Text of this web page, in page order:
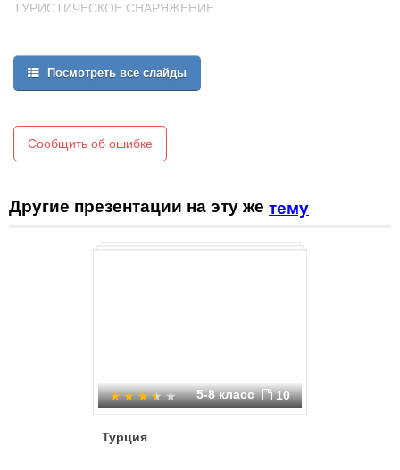
ТУРИСТИЧЕСКОЕ СНАРЯЖЕНИЕ
Посмотреть все слайды
Сообщить об ошибке
Другие презентации на эту же тему
5-8 класс 10
Турция